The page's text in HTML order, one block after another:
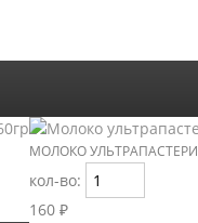
МОЛОКО
кол-во:
160 ₽